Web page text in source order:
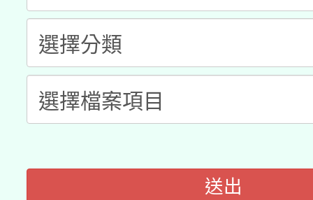
業技術研究院辦理「
用水績優單位及節水達
動」
115年8月22日(星期六
桃園市孔廟祈福系列
開 智慧啟航」
2026年桃園地景藝術
送出